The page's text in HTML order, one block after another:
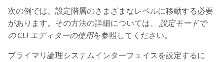
set routing-instances vr0 routing-options static route 192.168.6.0/24 next-hop
次の例では、設定階層のさまざまなレベルに移動する必要
があります。その方法の詳細については、 設定モードで
の CLI エディターの使用を参照してください。
プライマリ論理システムインターフェイスを設定するに